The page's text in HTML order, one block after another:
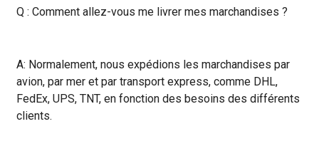
Q : Comment allez-vous me livrer mes marchandises ?
A: Normalement, nous expédions les marchandises par
avion, par mer et par transport express, comme DHL,
FedEx, UPS, TNT, en fonction des besoins des différents
clients.